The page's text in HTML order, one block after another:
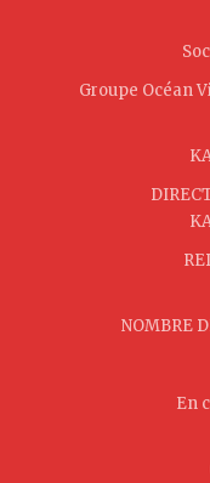
Groupe Océan
NOMBRE
En